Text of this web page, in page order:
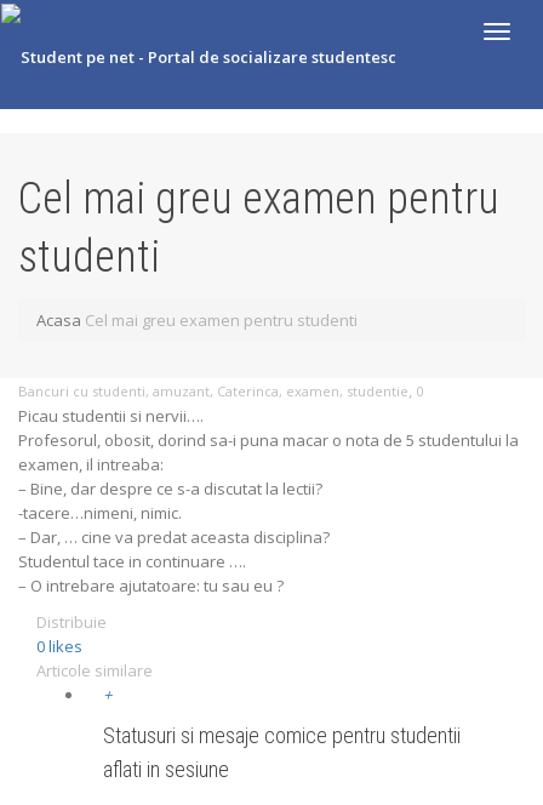
Cel mai greu examen pentru
studenti
Acasa Cel mai greu examen pentru studenti
Bancuri cu studenti, amuzant, Caterinca, examen, studentie, 0
Picau studentii si nervii….
Profesorul, obosit, dorind sa-i puna macar o nota de 5 studentului la
examen, il intreaba:
– Bine, dar despre ce s-a discutat la lectii?
-tacere…nimeni, nimic.
– Dar, … cine va predat aceasta disciplina?
Studentul tace in continuare ….
– O intrebare ajutatoare: tu sau eu ?
Distribuie
0likes
Articole similare
+
Statusuri si mesaje comice pentru studentii
aflati in sesiune